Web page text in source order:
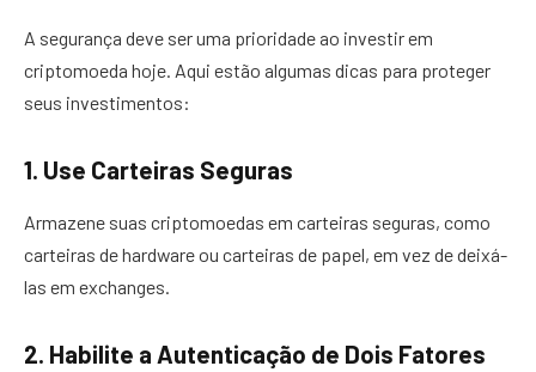
A segurança deve ser uma prioridade ao investir em
criptomoeda hoje. Aqui estão algumas dicas para proteger
seus investimentos:
1. Use Carteiras Seguras
Armazene suas criptomoedas em carteiras seguras, como
carteiras de hardware ou carteiras de papel, em vez de deixá-
las em exchanges.
2. Habilite a Autenticação de Dois Fatores